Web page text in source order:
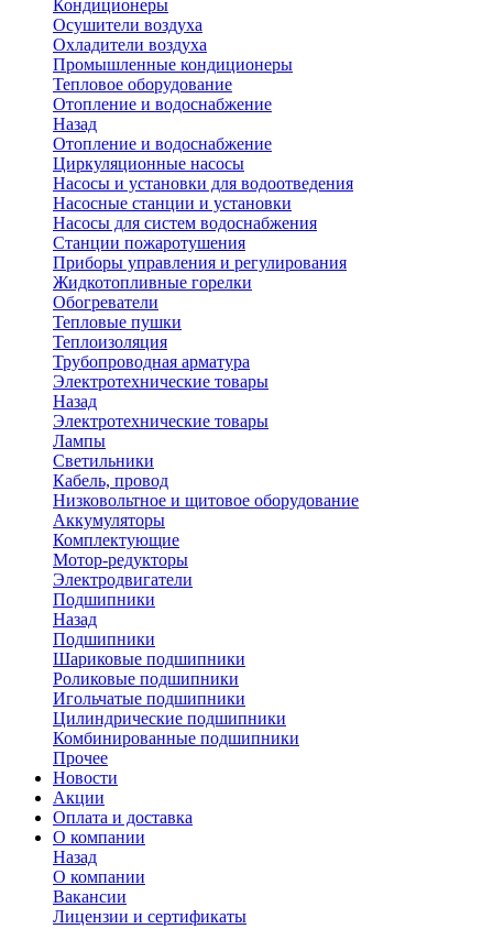
Кондиционеры
Осушители воздуха
Охладители воздуха
Промышленные кондиционеры
Тепловое оборудование
Отопление и водоснабжение
Назад
Отопление и водоснабжение
Циркуляционные насосы
Насосы и установки для водоотведения
Насосные станции и установки
Насосы для систем водоснабжения
Станции пожаротушения
Приборы управления и регулирования
Жидкотопливные горелки
Обогреватели
Тепловые пушки
Теплоизоляция
Трубопроводная арматура
Электротехнические товары
Назад
Электротехнические товары
Лампы
Светильники
Кабель, провод
Низковольтное и щитовое оборудование
Аккумуляторы
Комплектующие
Мотор-редукторы
Электродвигатели
Подшипники
Назад
Подшипники
Шариковые подшипники
Роликовые подшипники
Игольчатые подшипники
Цилиндрические подшипники
Комбинированные подшипники
Прочее
Новости
Акции
Оплата и доставка
О компании
Назад
О компании
Вакансии
Лицензии и сертификаты